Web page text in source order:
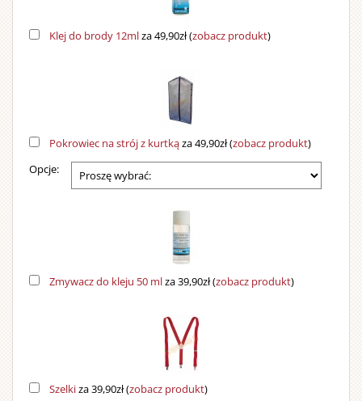
Klej do brody 12mlza 49,90zł(zobacz produkt)
Pokrowiec na strój z kurtkąza 49,90zł(zobacz produkt)
Opcje:
Zmywacz do kleju 50 mlza 39,90zł(zobacz produkt)
Szelkiza 39,90zł(zobacz produkt)